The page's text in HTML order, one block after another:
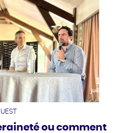
10
juillet
ou comment